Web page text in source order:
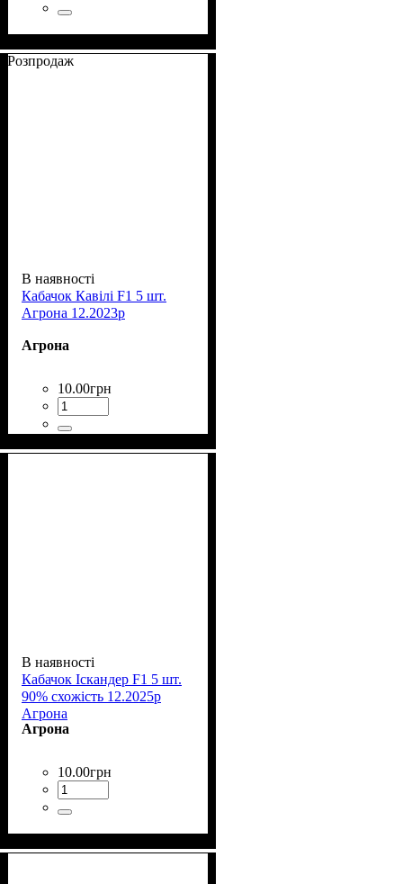
Розпродаж
В наявності
Кабачок Кавілі F1 5 шт.
Агрона 12.2023р
Агрона
10.00грн
В наявності
Кабачок Іскандер F1 5 шт.
90% схожість 12.2025р
Агрона
Агрона
10.00грн